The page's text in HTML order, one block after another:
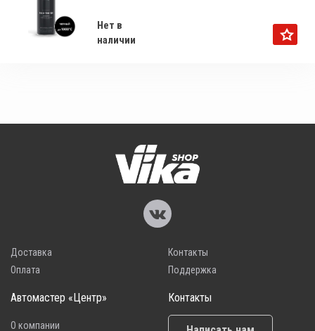
Нет в
наличии
Доставка
Оплата
Контакты
Поддержка
Автомастер «Центр»
О компании
Контакты